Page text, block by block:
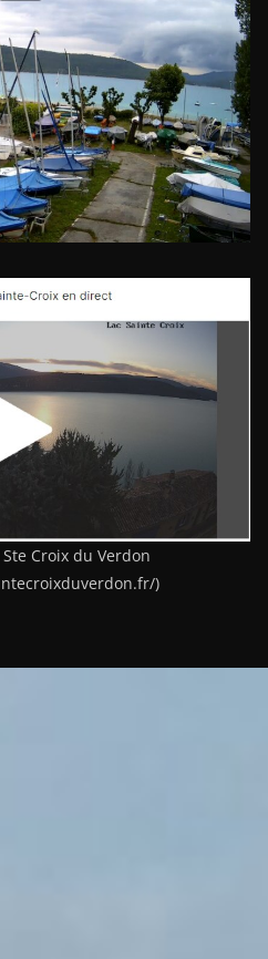
Croix du Verdon
)